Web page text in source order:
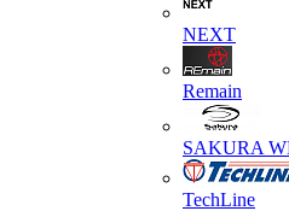
NEXT
Remain
SAKURA
TechLine